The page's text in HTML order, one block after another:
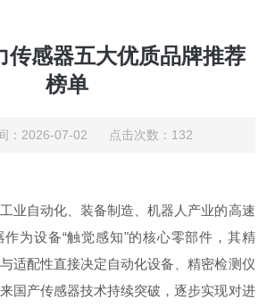
传感器五大优质品牌推荐
榜单
：2026-07-02 点击次数：132
业自动化、装备制造、机器人产业的高速
为设备“触觉感知"的核心零部件，其精
适配性直接决定自动化设备、精密检测仪
国产传感器技术持续突破，逐步实现对进